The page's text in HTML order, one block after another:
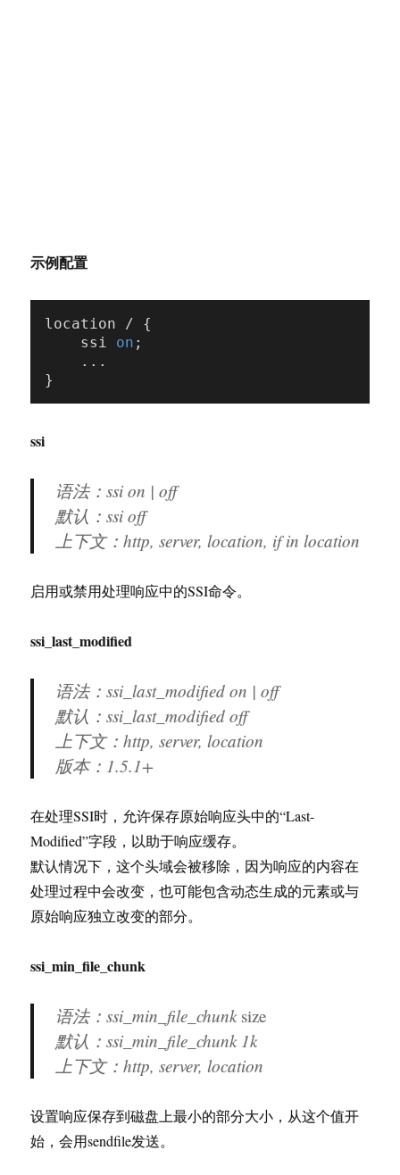
示例配置
location / {
    ssi
on ;
ssi
语法：ssi on | off
默认：ssi off
上下文：http, server, location, if in location
启用或禁用处理响应中的SSI命令。
ssi_last_modified
语法：ssi_last_modified on | off
默认：ssi_last_modified off
上下文：http, server, location
版本： 1.5.1+
在处理SSI时，允许保存原始响应头中的“Last-
Modified”字段，以助于响应缓存。
默认情况下，这个头域会被移除，因为响应的内容在
处理过程中会改变，也可能包含动态生成的元素或与
原始响应独立改变的部分。
ssi_min_file_chunk
语法：ssi_min_file_chunk size
默认：ssi_min_file_chunk 1k
上下文：http, server, location
设置响应保存到磁盘上最小的部分大小，从这个值开
始，会用sendfile发送。